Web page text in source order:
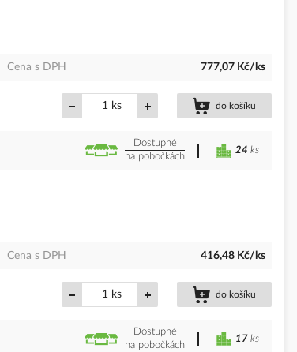
Cena s DPH 777,07 Kč/ks
ks do košíku
Dostupné
na pobočkách
24 ks
Cena s DPH 416,48 Kč/ks
ks do košíku
Dostupné
na pobočkách
17 ks